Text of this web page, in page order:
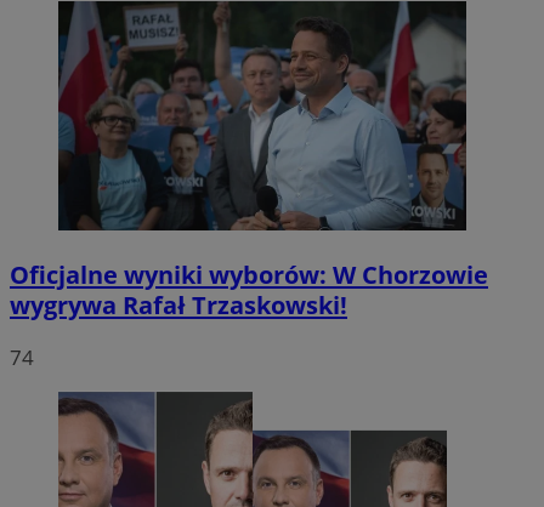
Oficjalne wyniki wyborów: W Chorzowie
wygrywa Rafał Trzaskowski!
74